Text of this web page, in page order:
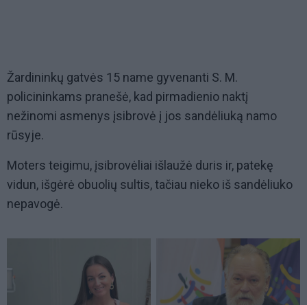
Žardininkų gatvės 15 name gyvenanti S. M.
policininkams pranešė, kad pirmadienio naktį
nežinomi asmenys įsibrovė į jos sandėliuką namo
rūsyje.
Moters teigimu, įsibrovėliai išlaužė duris ir, patekę
vidun, išgėrė obuolių sultis, tačiau nieko iš sandėliuko
nepavogė.